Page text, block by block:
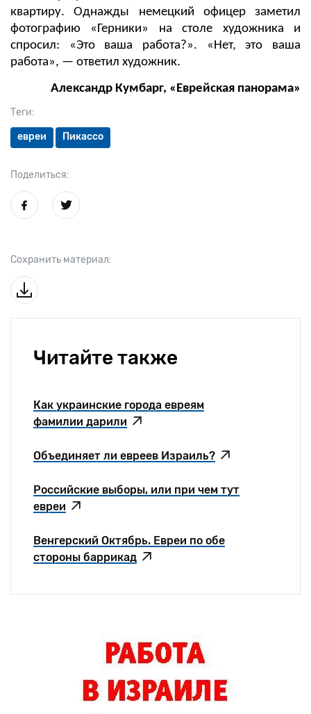
Теги:
евреи Пикассо
Поделиться:
Сохранить материал:
квартиру. Однажды немецкий офицер заметил
фотографию «Герники» на столе художника и
спросил: «Это ваша работа?». «Нет, это ваша
работа», — ответил художник.
Александр Кумбарг, «Еврейская панорама»
Читайте также
Как украинские города евреям
фамилии дарили
Объединяет ли евреев Израиль?
Российские выборы, или при чем тут
евреи
Венгерский Октябрь. Евреи по обе
стороны баррикад